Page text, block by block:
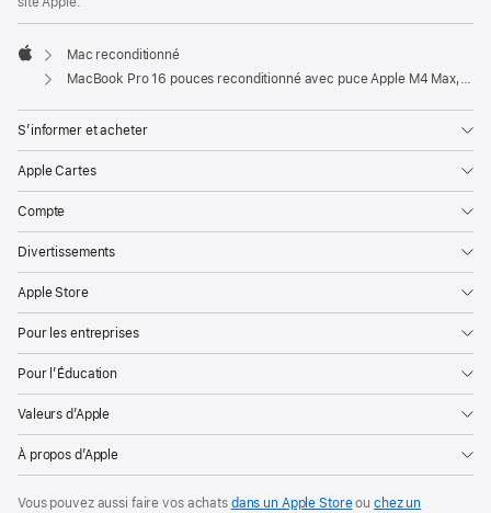
Apple
Mac reconditionné
MacBook Pro 16 pouces reconditionné avec puce Apple M4 Max, CPU 16 cœurs, GPU 40 cœurs et écran nano-texturé - Argent
S’informer et acheter
Apple Cartes
Compte
Divertissements
Apple Store
Pour les entreprises
Pour l’Éducation
Valeurs d’Apple
À propos d’Apple
Vous pouvez aussi faire vos achats dans un Apple Storeouchez un